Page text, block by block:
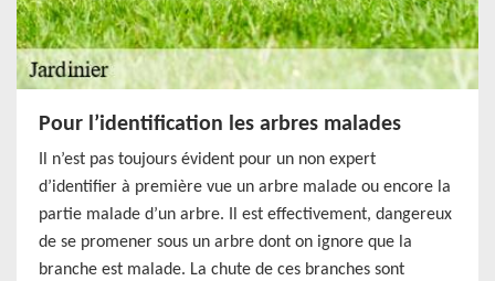
Pour l’identification les arbres malades
Il n’est pas toujours évident pour un non expert
d’identifier à première vue un arbre malade ou encore la
partie malade d’un arbre. Il est effectivement, dangereux
de se promener sous un arbre dont on ignore que la
branche est malade. La chute de ces branches sont